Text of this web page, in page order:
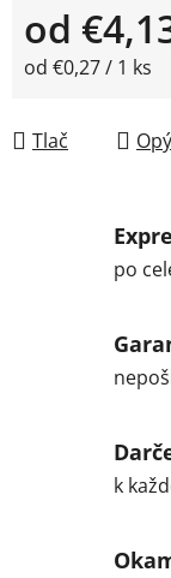
od
Jednotková cena:
od €0,27 / 1 ks
Tlač
po
k